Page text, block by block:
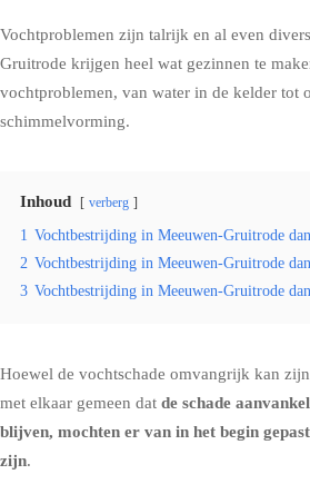
Vochtproblemen zijn talrijk en al even
Gruitrode krijgen heel wat gezinnen te
vochtproblemen, van water in de kelder tot
schimmelvorming.
Inhoud verberg
1 Vochtbestrijding in Meeuwen-Gruitrode
2 Vochtbestrijding in Meeuwen-Gruitrode
3 Vochtbestrijding in Meeuwen-Gruitrode
Hoewel de vochtschade omvangrijk kan
met elkaar gemeen dat de schade
blijven, mochten er van in het begin
zijn.